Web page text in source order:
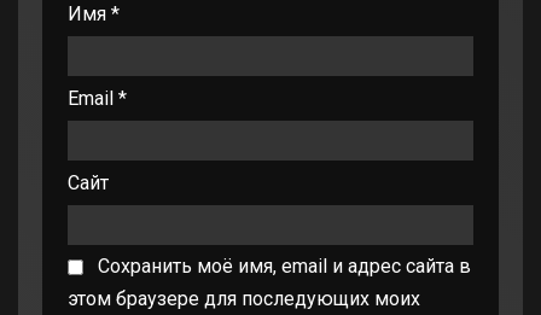
Имя *
Email *
Сайт
Сохранить моё имя, email и адрес сайта в
этом браузере для последующих моих